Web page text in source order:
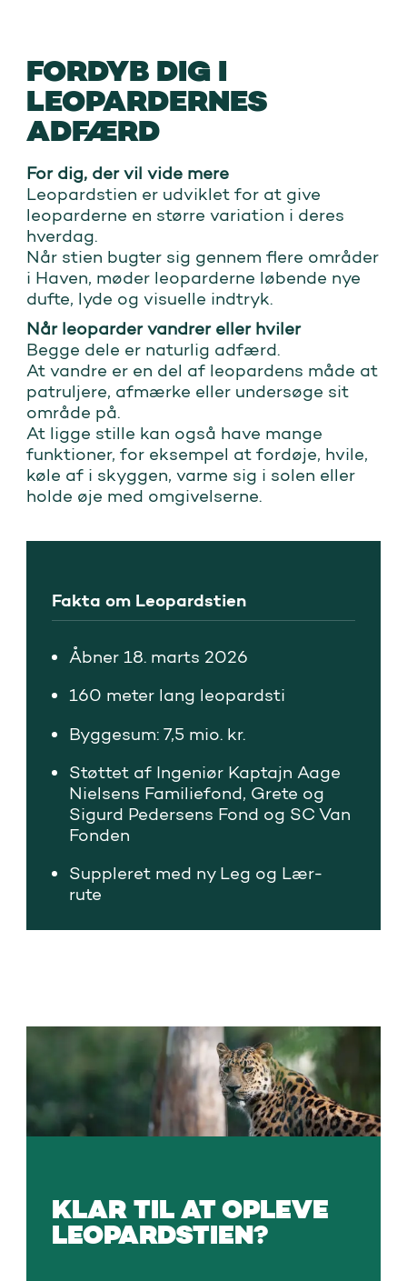
FORDYB DIG I
LEOPARDERNES
ADFÆRD
For dig, der vil vide mere
Leopardstien er udviklet for at give
leoparderne en større variation i deres
hverdag.
Når stien bugter sig gennem flere områder
i Haven, møder leoparderne løbende nye
dufte, lyde og visuelle indtryk.
Når leoparder vandrer eller hviler
Begge dele er naturlig adfærd.
At vandre er en del af leopardens måde at
patruljere, afmærke eller undersøge sit
område på.
At ligge stille kan også have mange
funktioner, for eksempel at fordøje, hvile,
køle af i skyggen, varme sig i solen eller
holde øje med omgivelserne.
Fakta om Leopardstien
Åbner 18. marts 2026
160 meter lang leopardsti
Byggesum: 7,5 mio. kr.
Støttet af Ingeniør Kaptajn Aage
Nielsens Familiefond, Grete og
Sigurd Pedersens Fond og SC Van
Fonden
Suppleret med ny Leg og Lær-
rute
KLAR TIL AT OPLEVE
LEOPARDSTIEN?